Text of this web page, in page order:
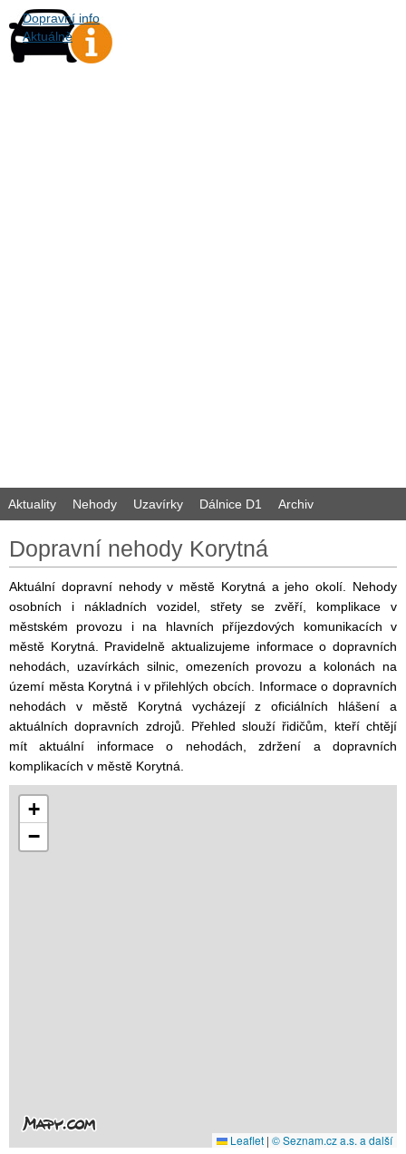
Dopravní info
Aktuálně
Aktuality Nehody Uzavírky Dálnice D1 Archiv
Dopravní nehody Korytná
Aktuální dopravní nehody v městě Korytná a jeho okolí. Nehody
osobních i nákladních vozidel, střety se zvěří, komplikace v
městském provozu i na hlavních příjezdových komunikacích v
městě Korytná. Pravidelně aktualizujeme informace o dopravních
nehodách, uzavírkách silnic, omezeních provozu a kolonách na
území města Korytná i v přilehlých obcích. Informace o dopravních
nehodách v městě Korytná vycházejí z oficiálních hlášení a
aktuálních dopravních zdrojů. Přehled slouží řidičům, kteří chtějí
mít aktuální informace o nehodách, zdržení a dopravních
komplikacích v městě Korytná.
+
−
Leaflet | © Seznam.cz a.s. a další